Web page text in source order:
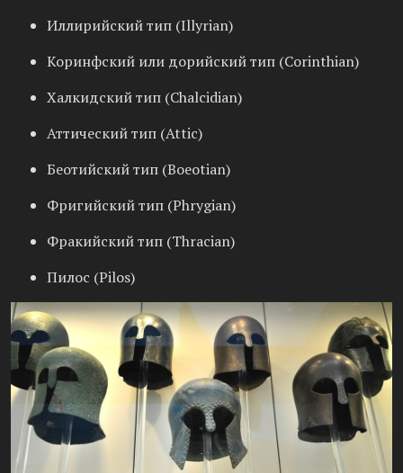
Иллирийский тип (Illyrian)
Коринфский или дорийский тип (Corinthian)
Халкидский тип (Chalcidian)
Аттический тип (Attic)
Беотийский тип (Boeotian)
Фригийский тип (Phrygian)
Фракийский тип (Thracian)
Пилос (Pilos)